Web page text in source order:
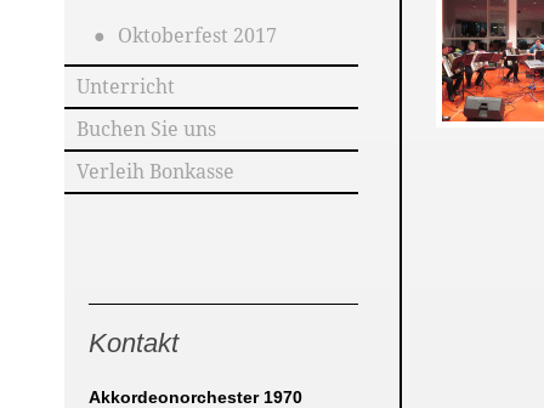
Oktoberfest 2017
Unterricht
Buchen Sie uns
Verleih Bonkasse
Kontakt
Akkordeonorchester 1970